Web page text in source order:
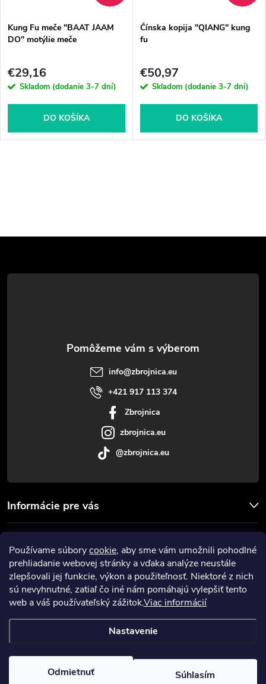
Používame súborycookie, aby sme vám umožnili pohodlné
prehliadanie webovej stránky a vďaka analýze neustále
zlepšovali jej funkcie, výkon a použiteľnosť. Niektoré z nich
sú nevyhnutné, zatiaľ čo iné nám pomáhajú vylepšiť tento
web a váš používateľský zážitok.Viac informácií
Nastavenie
Odmietnuť Súhlasím
Kung Fu meče "BAAT JAAM
DO" motýlie meče
€29,16
Skladom (dodanie 3-7 dní)
DO KOŠÍKA
Čínska kopija "QIANG" kung
fu
€50,97
Skladom (dodanie 3-7 dní)
DO KOŠÍKA
á
Informácie pre vás
Prijímame online platby
info@zbrojnica.eu
+421 917 113 374
Zbrojnica
zbrojnica.eu
@zbrojnica.eu
cookies